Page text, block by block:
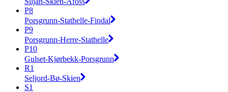
P8
Porsgrunn-Stathelle-Findal
P9
Porsgrunn-Herre-Stathelle
P10
Gulset-Kjørbekk-Porsgrunn
R1
Seljord-Bø-Skien
S1